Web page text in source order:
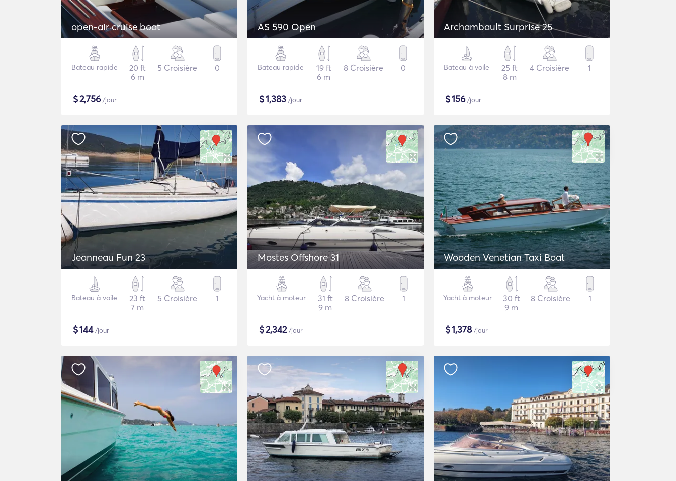
open-air cruise boat
Bateau rapide
20 ft
6 m
5 Croisière 0
$2,756/jour
AS 590 Open
Bateau rapide
19 ft
6 m
8 Croisière 0
$1,383 /jour
Archambault Surprise 25
Bateau à voile
25 ft
8 m
4 Croisière 1
$156/jour
Jeanneau Fun 23
Bateau à voile
23 ft
7 m
5 Croisière 1
$144/jour
Mostes Offshore 31
Yacht à moteur
31 ft
9 m
8 Croisière 1
$2,342/jour
Wooden Venetian Taxi Boat
Yacht à moteur
30 ft
9 m
8 Croisière 1
$1,378/jour